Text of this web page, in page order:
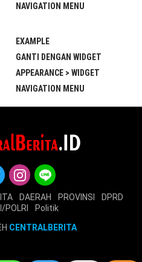
NAVIGATION MENU
EXAMPLE
GANTI DENGAN WIDGET
APPEARANCE > WIDGET
NAVIGATION MENU
DAERAH PROVINSI
DPRD
POLRI
Politik
CENTRALBERITA